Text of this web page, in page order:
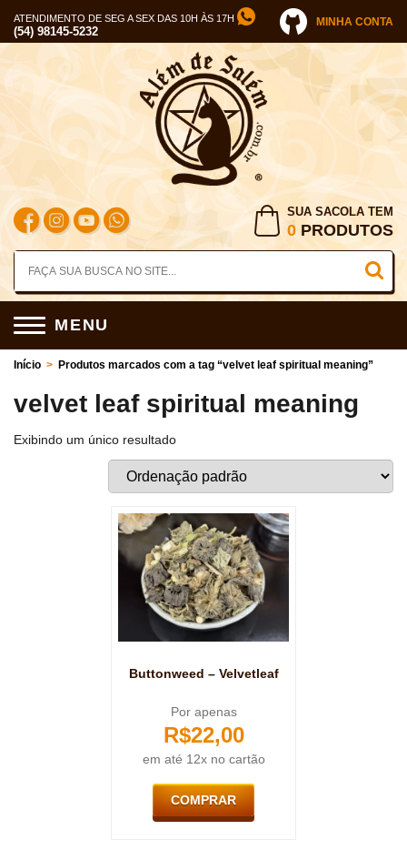
ATENDIMENTO DE SEG A SEX DAS 10H ÀS 17H
(54) 98145-5232
MINHA CONTA
SUA SACOLA TEM
0 PRODUTOS
MENU
Início > Produtos marcados com a tag “velvet leaf spiritual meaning”
velvet leaf spiritual meaning
Exibindo um único resultado
Buttonweed – Velvetleaf
Por apenas
R$22,00
em até 12x no cartão
COMPRAR